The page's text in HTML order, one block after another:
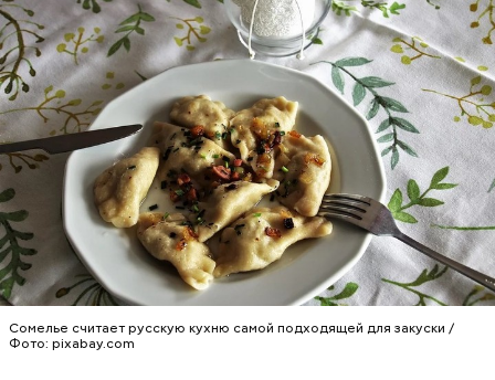
Сомелье считает русскую кухню самой подходящей для закуски /
Фото: pixabay.com
Святой Николай Чудотворец считается
покровителем путешествующих, а также
оберегает детей и подростков. Многие мамы
провожают своих чад на прогулку, прося святого
Николая присмотреть за ними, сберечь от разных
уличных происшествий. Кроме того, святому
Николаю молятся о вразумлении своих детей,
попавших в плохую компанию, и хуже того —
пристрастившихся к наркотикам. Молятся
святителю Николаю о благополучном замужестве
дочерей.
Кабачки очистить от кожицы. Нарезать
кружочками или дольками, предварительно удалив
сердцевину. Нарезанные кабачки обвалять в муке и
обжарить в масле (половина нормы). Зеленый лук
нашинковать, слегка спас-серовать в оставшемся
масле и добавить к нему нашинкованные листья
шпината, салата, зелень петрушки, помидоры,
нарезанные небольшими дольками, и все тушить 10
минут. Листья шпината или салата можно заменить
ботвой свеклы. Полученный соус заправить солью,
уксусом, сахаром. Подать кабачки в холодном
виде, посыпать их рубленым укропом.